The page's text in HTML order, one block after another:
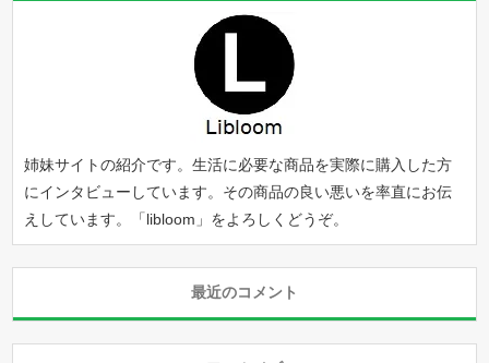
姉妹サイトの紹介です。生活に必要な商品を実際に購入した方
にインタビューしています。その商品の良い悪いを率直にお伝
えしています。「libloom 」をよろしくどうぞ。
最近のコメント